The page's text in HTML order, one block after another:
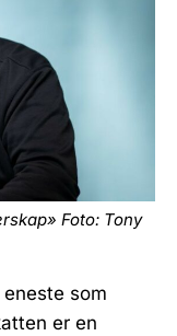
Foto: Tony
som
er en